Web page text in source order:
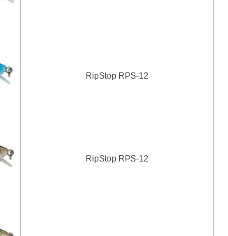
RipStop RPS-12
RipStop RPS-12